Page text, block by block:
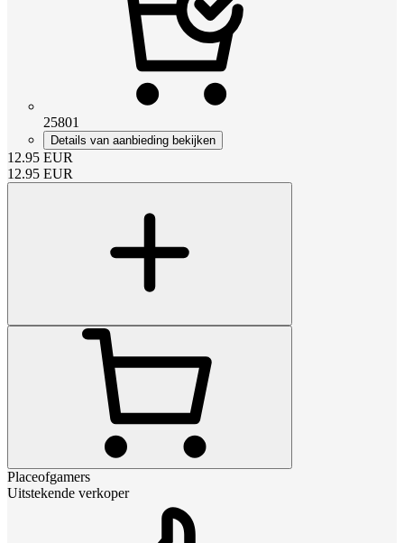
25801
Details van aanbieding bekijken
12.95 EUR
12.95 EUR
Placeofgamers
Uitstekende verkoper